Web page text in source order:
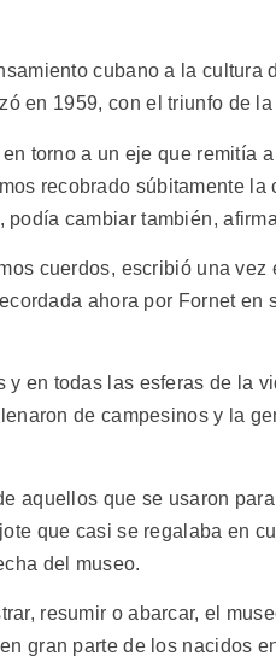
cubano a la cultura
en 1959, con el triunfo de
torno a un eje que remitía
recobrado súbitamente la
cambiar también,
cuerdos, escribió una
ahora por Fornet en
y en todas las esferas de la
de campesinos y la
aquellos que se usaron
que casi se regalaba en
del museo.
resumir o abarcar, el
gran parte de los nacidos